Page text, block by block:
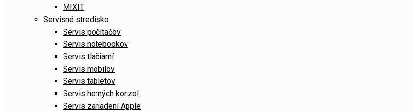
MIXIT
Servisné stredisko
Servis počítačov
Servis notebookov
Servis tlačiarní
Servis mobilov
Servis tabletov
Servis herných konzol
Servis zariadení Apple